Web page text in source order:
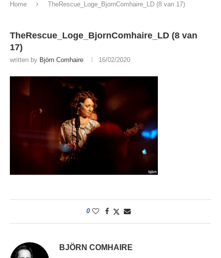
Home TheRescue_Loge_BjornComhaire_LD (8 van 17)
TheRescue_Loge_BjornComhaire_LD (8 van
17)
written by Björn Comhaire 16/02/2020
0
BJÖRN COMHAIRE